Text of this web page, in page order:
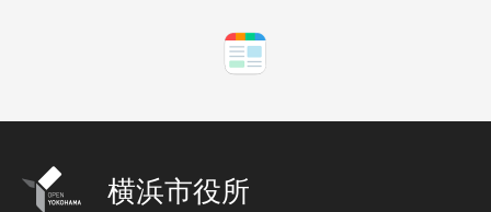
横浜市役所